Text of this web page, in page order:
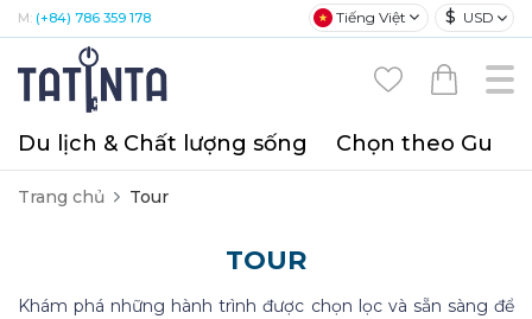
M: (+84) 786 359 178 Tiếng Việt $ USD
Du lịch & Chất lượng sống Chọn theo Gu
Trang chủ Tour
TOUR
Khám phá những hành trình được chọn lọc và sẵn sàng để